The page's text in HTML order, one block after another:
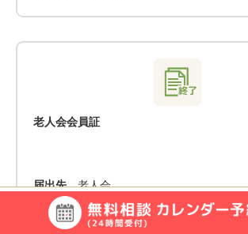
老人会会員証
届出先老人会